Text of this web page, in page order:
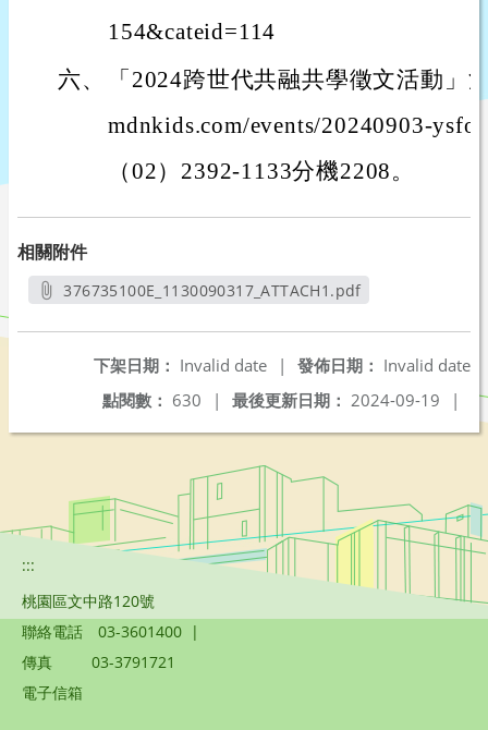
154&cateid=114
六、
「2024跨世代共融共學徵文活動」
mdnkids.com/events/20240903-
（02）2392-1133分機2208。
相關附件
376735100E_1130090317_ATTACH1.pdf
發佈日期： Invalid date
下架日期： Invalid date
|
最後更新日期： 2024-09-19 |
點閱數： 630 |
:::
桃園區文中路120號
聯絡電話
03-3601400 |
傳真
03-3791721
電子信箱